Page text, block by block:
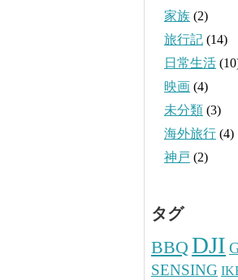
家族 (2)
旅行記 (14)
日常生活
映画 (4)
未分類 (3)
海外旅行 (4)
神戸 (2)
タグ
BBQ DJI
SENSING